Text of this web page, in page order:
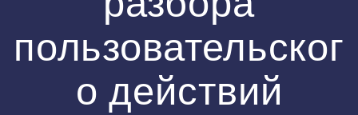
пользовательског
о действий